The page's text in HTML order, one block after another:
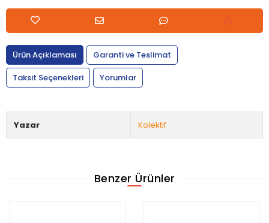
Ürün Açıklaması
Garanti ve Teslimat
Taksit Seçenekleri
Yorumlar
Yazar Kolektif
Benzer Ürünler